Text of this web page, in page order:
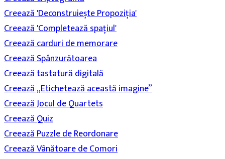
Creează 'Deconstruiește Propoziția'
Creează 'Completează spațiul'
Creează carduri de memorare
Creează Spânzurătoarea
Creează tastatură digitală
Creează „Etichetează această imagine”
Creează Jocul de Quartets
Creează Quiz
Creează Puzzle de Reordonare
Creează Vânătoare de Comori